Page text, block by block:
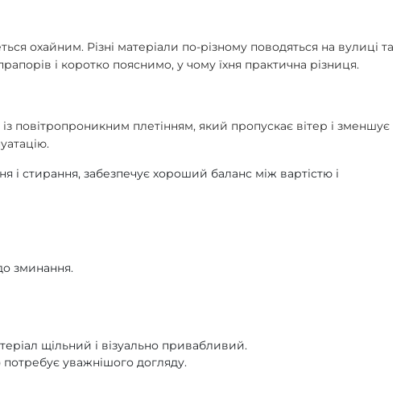
охайним. Різні матеріали по-різному поводяться на вулиці та
і коротко пояснимо, у чому їхня практична різниця.
повітропроникним плетінням, який пропускає вітер і зменшує
і стирання, забезпечує хороший баланс між вартістю і
зминання.
щільний і візуально привабливий.
уважнішого догляду.